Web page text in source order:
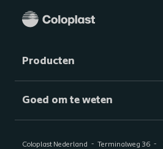
Producten
Goed om te weten
Coloplast Nederland Terminalweg 36